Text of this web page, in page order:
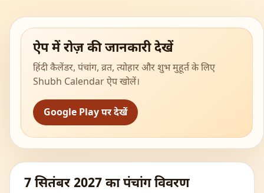
ऐप में रोज़ की जानकारी देखें
हिंदी कैलेंडर, पंचांग, व्रत, त्योहार और शुभ मुहूर्त के लिए
Shubh Calendar ऐप खोलें।
Google Play पर देखें
7 सितंबर 2027 का पंचांग विवरण